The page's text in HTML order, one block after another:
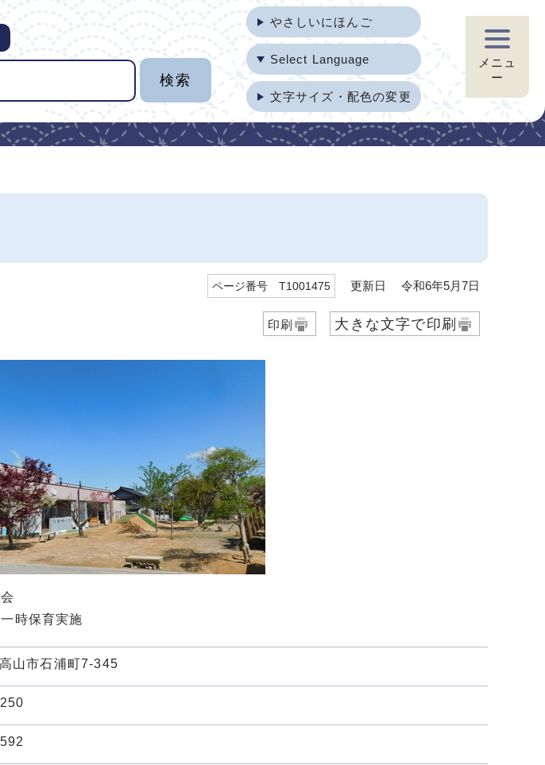
やさしいにほんご
Select Language
文字サイズ・配色の変更
メニュ
ー
ページ番号 T1001475 更新日 令和6年5月7日
印刷 大きな文字で印刷
時保育実施
山市石浦町7-345